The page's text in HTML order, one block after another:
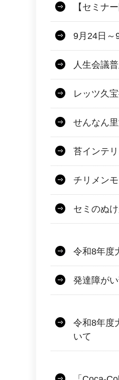
【セミナ
9月24日～
人生会議
レッツ久
せんなん
苔インテ
チリメン
セミのぬ
令和8年度
発達障が
令和8年度
いて